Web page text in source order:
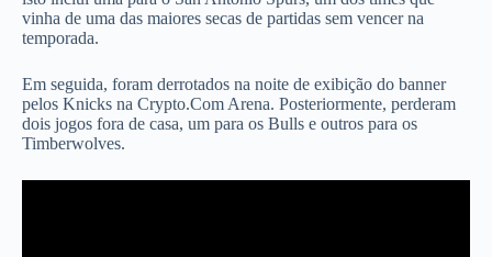
vinha de uma das maiores secas de partidas sem vencer na
temporada.
Em seguida, foram derrotados na noite de exibição do banner
pelos Knicks na Crypto.Com Arena. Posteriormente, perderam
dois jogos fora de casa, um para os Bulls e outros para os
Timberwolves.